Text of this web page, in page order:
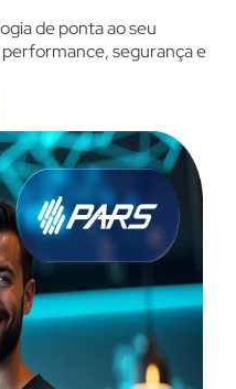
de ponta ao seu
segurança e